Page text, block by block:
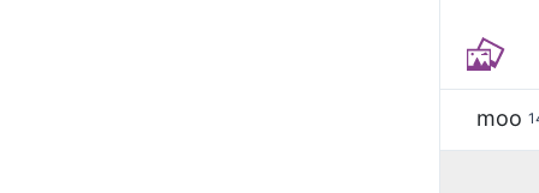
moo